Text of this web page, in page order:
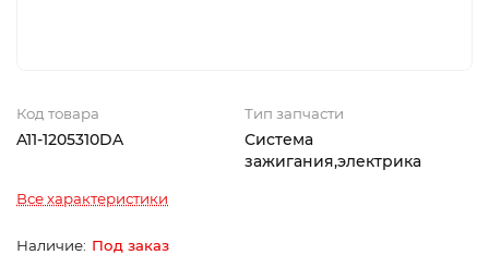
Код товара
A11-1205310DA
Тип запчасти
Система
зажигания,электрика
Все характеристики
Под заказ